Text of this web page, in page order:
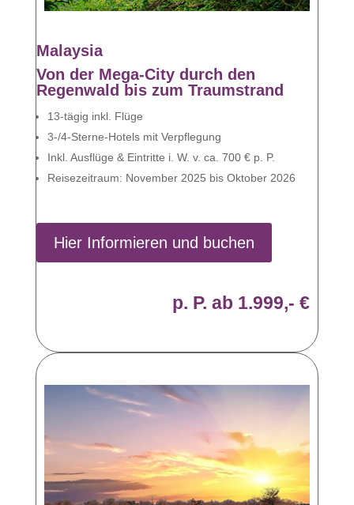
Malaysia
Von der Mega-City durch den
Regenwald bis zum Traumstrand
13-tägig inkl. Flüge
3-/4-Sterne-Hotels mit Verpflegung
Inkl. Ausflüge & Eintritte i. W. v. ca. 700 € p. P.
Reisezeitraum: November 2025 bis Oktober 2026
Hier Informieren und buchen
p. P. ab 1.999,- €